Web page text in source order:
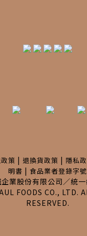
策 | 退換貨政策 | 隱私
明書 | 食品業者登錄字號
業股份有限公司／統
FOODS CO., LTD.
RESERVED.